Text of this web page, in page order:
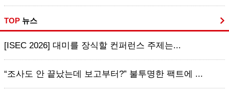
TOP 뉴스
[ISEC 2026] 대미를 장식할 컨퍼런스 주제는...
“조사도 안 끝났는데 보고부터?” 불투명한 팩트에 ...